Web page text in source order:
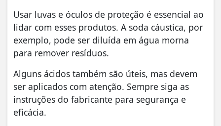
Usar luvas e óculos de proteção é essencial ao
lidar com esses produtos. A soda cáustica, por
exemplo, pode ser diluída em água morna
para remover resíduos.
Alguns ácidos também são úteis, mas devem
ser aplicados com atenção. Sempre siga as
instruções do fabricante para segurança e
eficácia.